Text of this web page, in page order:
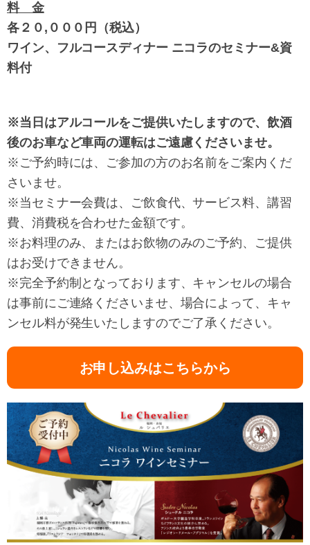
料 金
各２０,０００円（税込）
ワイン、フルコースディナー ニコラのセミナー&資
料付
※当日はアルコールをご提供いたしますので、飲酒
後のお車など車両の運転はご遠慮くださいませ。
※ご予約時には、ご参加の方のお名前をご案内くだ
さいませ。
※当セミナー会費は、ご飲食代、サービス料、講習
費、消費税を合わせた金額です。
※お料理のみ、またはお飲物のみのご予約、ご提供
はお受けできません。
※完全予約制となっております、キャンセルの場合
は事前にご連絡くださいませ、場合によって、キャ
ンセル料が発生いたしますのでご了承ください。
お申し込みはこちらから